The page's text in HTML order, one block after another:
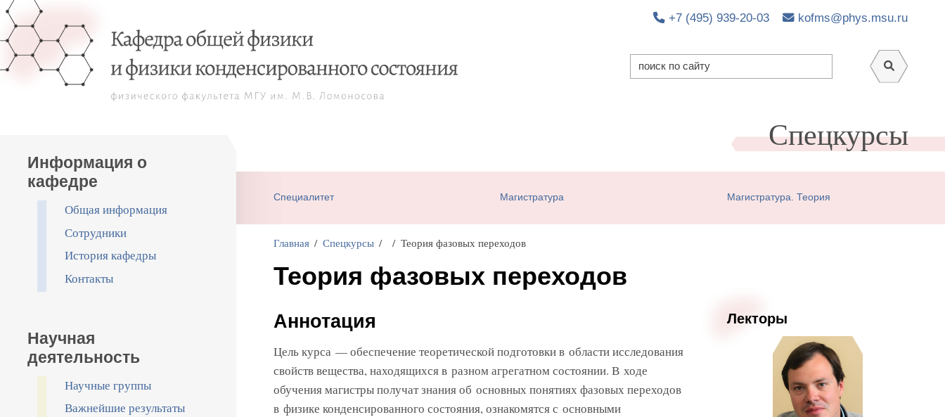
+7 (495) 939-20-03 kofms@phys.msu.ru
Информация о
кафедре
Общая информация
Сотрудники
История кафедры
Контакты
Научная
деятельность
Научные группы
Важнейшие результаты
Спецкурсы
Специалитет Магистратура Магистратура. Теория
Главная Спецкурсы Теория фазовых переходов
Теория фазовых переходов
Лекторы
Аннотация
Цель курса — обеспечение теоретической подготовки в области исследования
свойств вещества, находящихся в разном агрегатном состоянии. В ходе
обучения магистры получат знания об основных понятиях фазовых переходов
в физике конденсированного состояния, ознакомятся с основными